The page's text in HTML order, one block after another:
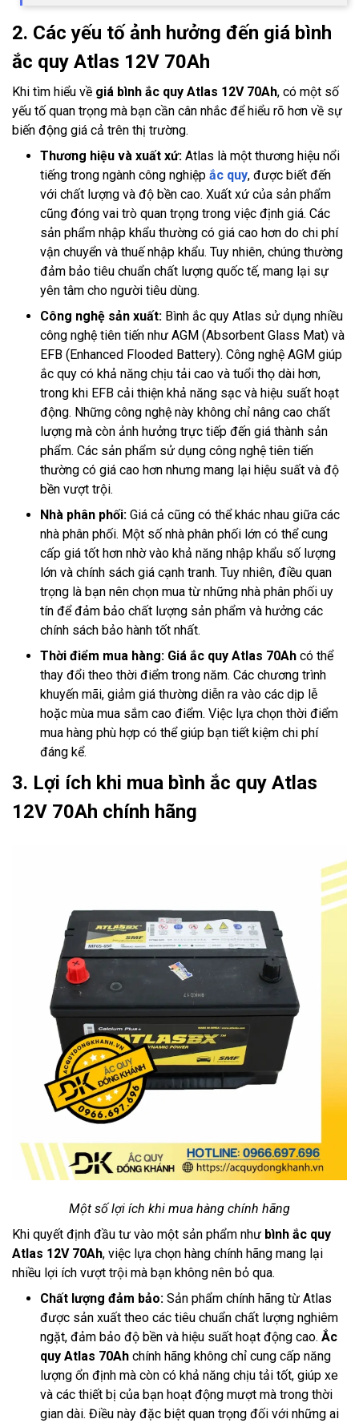
2. Các yếu tố ảnh hưởng đến giá bình
ắc quy Atlas 12V 70Ah
Khi tìm hiểu về giá bình ắc quy Atlas 12V 70Ah, có một số
yếu tố quan trọng mà bạn cần cân nhắc để hiểu rõ hơn về sự
biến động giá cả trên thị trường.
Thương hiệu và xuất xứ: Atlas là một thương hiệu nổi
tiếng trong ngành công nghiệp ắc quy, được biết đến
với chất lượng và độ bền cao. Xuất xứ của sản phẩm
cũng đóng vai trò quan trọng trong việc định giá. Các
sản phẩm nhập khẩu thường có giá cao hơn do chi phí
vận chuyển và thuế nhập khẩu. Tuy nhiên, chúng thường
đảm bảo tiêu chuẩn chất lượng quốc tế, mang lại sự
yên tâm cho người tiêu dùng.
Công nghệ sản xuất: Bình ắc quy Atlas sử dụng nhiều
công nghệ tiên tiến như AGM (Absorbent Glass Mat) và
EFB (Enhanced Flooded Battery). Công nghệ AGM giúp
ắc quy có khả năng chịu tải cao và tuổi thọ dài hơn,
trong khi EFB cải thiện khả năng sạc và hiệu suất hoạt
động. Những công nghệ này không chỉ nâng cao chất
lượng mà còn ảnh hưởng trực tiếp đến giá thành sản
phẩm. Các sản phẩm sử dụng công nghệ tiên tiến
thường có giá cao hơn nhưng mang lại hiệu suất và độ
bền vượt trội.
Nhà phân phối: Giá cả cũng có thể khác nhau giữa các
nhà phân phối. Một số nhà phân phối lớn có thể cung
cấp giá tốt hơn nhờ vào khả năng nhập khẩu số lượng
lớn và chính sách giá cạnh tranh. Tuy nhiên, điều quan
trọng là bạn nên chọn mua từ những nhà phân phối uy
tín để đảm bảo chất lượng sản phẩm và hưởng các
chính sách bảo hành tốt nhất.
Thời điểm mua hàng: Giá ắc quy Atlas 70Ah có thể
thay đổi theo thời điểm trong năm. Các chương trình
khuyến mãi, giảm giá thường diễn ra vào các dịp lễ
hoặc mùa mua sắm cao điểm. Việc lựa chọn thời điểm
mua hàng phù hợp có thể giúp bạn tiết kiệm chi phí
đáng kể.
3. Lợi ích khi mua bình ắc quy Atlas
12V 70Ah chính hãng
Một số lợi ích khi mua hàng chính hãng
Khi quyết định đầu tư vào một sản phẩm như bình ắc quy
Atlas 12V 70Ah, việc lựa chọn hàng chính hãng mang lại
nhiều lợi ích vượt trội mà bạn không nên bỏ qua.
Chất lượng đảm bảo: Sản phẩm chính hãng từ Atlas
được sản xuất theo các tiêu chuẩn chất lượng nghiêm
ngặt, đảm bảo độ bền và hiệu suất hoạt động cao. Ắc
quy Atlas 70Ah chính hãng không chỉ cung cấp năng
lượng ổn định mà còn có khả năng chịu tải tốt, giúp xe
và các thiết bị của bạn hoạt động mượt mà trong thời
gian dài. Điều này đặc biệt quan trọng đối với những ai